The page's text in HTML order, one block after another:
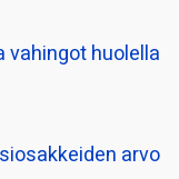
vahingot huolella
arvo